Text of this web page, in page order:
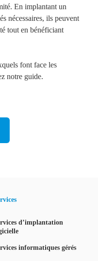
En implantant un
nécessaires, ils peuvent
tout en bénéficiant
font face les
notre guide.
d’implantation
informatiques gérés